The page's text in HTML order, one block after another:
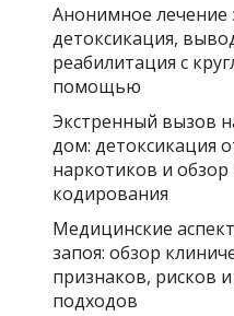
Анонимное лечение
детоксикация,
реабилитация с
помощью
Экстренный вызов
дом: детоксикация
наркотиков и
кодирования
Медицинские
запоя: обзор
признаков, рисков
подходов